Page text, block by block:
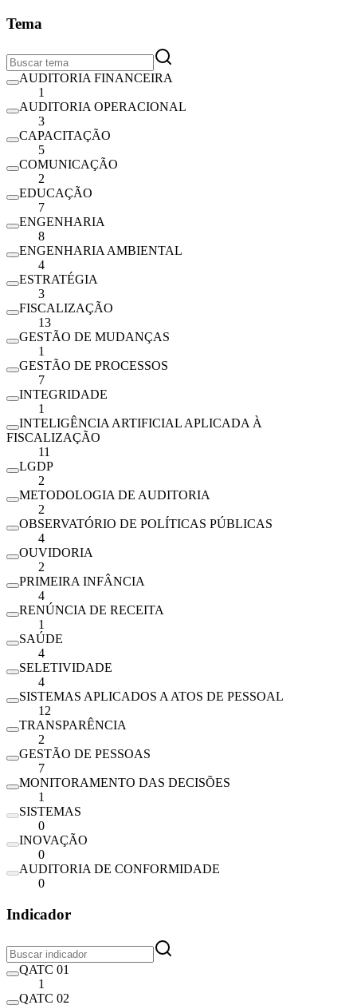
Tema
AUDITORIA FINANCEIRA
1
AUDITORIA OPERACIONAL
3
CAPACITAÇÃO
5
COMUNICAÇÃO
2
EDUCAÇÃO
7
ENGENHARIA
8
ENGENHARIA AMBIENTAL
4
ESTRATÉGIA
3
FISCALIZAÇÃO
13
GESTÃO DE MUDANÇAS
1
GESTÃO DE PROCESSOS
7
INTEGRIDADE
1
INTELIGÊNCIA ARTIFICIAL APLICADA À
FISCALIZAÇÃO
11
LGDP
2
METODOLOGIA DE AUDITORIA
2
OBSERVATÓRIO DE POLÍTICAS PÚBLICAS
4
OUVIDORIA
2
PRIMEIRA INFÂNCIA
4
RENÚNCIA DE RECEITA
1
SAÚDE
4
SELETIVIDADE
4
SISTEMAS APLICADOS A ATOS DE PESSOAL
12
TRANSPARÊNCIA
2
GESTÃO DE PESSOAS
7
MONITORAMENTO DAS DECISÕES
1
SISTEMAS
0
INOVAÇÃO
0
AUDITORIA DE CONFORMIDADE
0
Indicador
QATC 01
1
QATC 02